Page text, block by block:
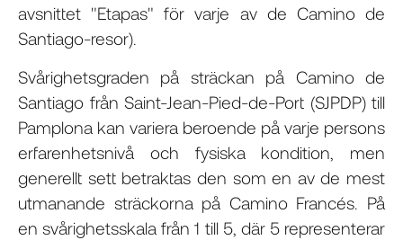
avsnittet "Etapas" för varje av de Camino de
Santiago-resor).
Svårighetsgraden på sträckan på Camino de
Santiago från Saint-Jean-Pied-de-Port (SJPDP) till
Pamplona kan variera beroende på varje persons
erfarenhetsnivå och fysiska kondition, men
generellt sett betraktas den som en av de mest
utmanande sträckorna på Camino Francés. På
en svårighetsskala från 1 till 5, där 5 representerar